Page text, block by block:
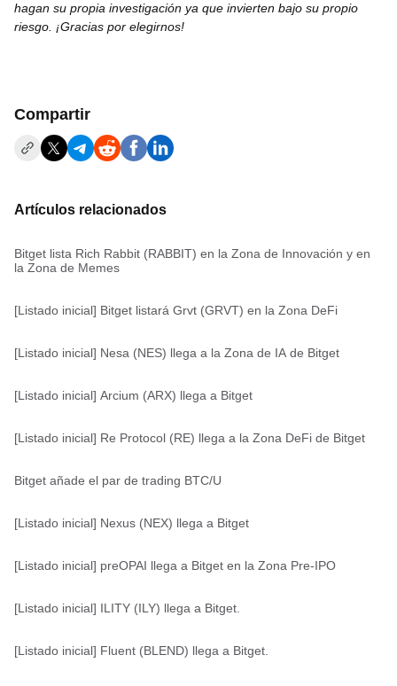
hagan su propia investigación ya que invierten bajo su propio
riesgo. ¡Gracias por elegirnos!
Compartir
Artículos relacionados
Bitget lista Rich Rabbit (RABBIT) en la Zona de Innovación y en
la Zona de Memes
[Listado inicial] Bitget listará Grvt (GRVT) en la Zona DeFi
[Listado inicial] Nesa (NES) llega a la Zona de IA de Bitget
[Listado inicial] Arcium (ARX) llega a Bitget
[Listado inicial] Re Protocol (RE) llega a la Zona DeFi de Bitget
Bitget añade el par de trading BTC/U
[Listado inicial] Nexus (NEX) llega a Bitget
[Listado inicial] preOPAI llega a Bitget en la Zona Pre-IPO
[Listado inicial] ILITY (ILY) llega a Bitget.
[Listado inicial] Fluent (BLEND) llega a Bitget.